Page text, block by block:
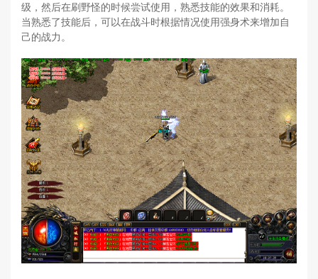
级，然后在刷野怪的时候尝试使用，熟悉技能的效果和消耗。
当熟悉了技能后，可以在战斗时根据情况使用强身术来增加自
己的战力。